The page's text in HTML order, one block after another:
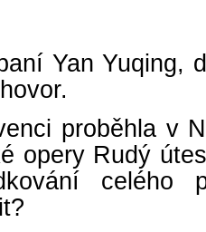
Yan Yuqing,
proběhla v
opery Rudý